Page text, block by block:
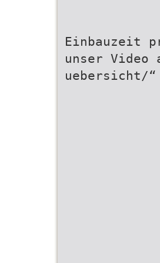
Einbauzeit
unser Video
uebersicht/“